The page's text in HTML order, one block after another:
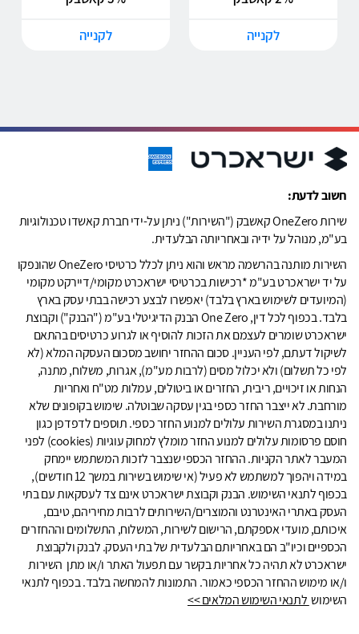
לקנייה לקנייה
חשוב לדעת:
שירות OneZero קאשבק ("השירות") ניתן על-ידי חברת קאשדו טכנולוגיות
בע"מ, מנוהל על ידיה ובאחריותה הבלעדית.
השירות מותנה בהרשמה מראש והוא ניתן לכלל כרטיסי OneZero שהונפקו
על יד ישראכרט בע"מ *רכישות בכרטיסי ישראכרט מקומי/דיירקט מקומי
(המיועדים לשימוש בארץ בלבד) יאפשרו לבצע רכישה בבתי עסק בארץ
בלבד. בכפוף לכל דין, One Zero הבנק הדיגיטלי בע"מ ("הבנק") וקבוצת
ישראכרט שומרים לעצמם את הזכות להוסיף או לגרוע כרטיסים בהתאם
לשיקול דעתם, לפי העניין. סכום ההחזר יחושב מסכום העסקה המלא (לא
לפי כל תשלום) ולא יכלול מסים (לרבות מע"מ), אגרות, משלוח, מתנה,
הנחות או זיכויים, ריבית, החזרים או ביטולים, עמלות מט"ח ואחריות
מורחבת. לא ייצבר החזר כספי בגין עסקה שבוטלה. שימוש בקופונים שלא
ניתנו במסגרת השירות עלולים למנוע החזר כספי. תוספים לדפדפן כגון
חוסם פרסומות עלולים למנוע החזר מומלץ למחוק עוגיות (cookies) לפני
המעבר לאתר הקניות. ההחזר הכספי שנצבר לזכות המשתמש יימחק
במידה ויהפוך למשתמש לא פעיל (אי שימוש בשירות במשך 12 חודשים),
בכפוף לתנאי השימוש. הבנק וקבוצת ישראכרט אינם צד לעסקאות עם בתי
העסק באתרי האינטרנט והמוצרים/השירותים לרבות מחיריהם, טיבם,
איכותם, מועדי אספקתם, הרישום לשירות, המשלוח, התשלומים וההחזרים
הכספיים וכיו"ב הם באחריותם הבלעדית של בתי העסק. לבנק ולקבוצת
ישראכרט לא תהיה כל אחריות בקשר עם תפעול האתר ו/או מתן השירות
ו/או מימוש ההחזר הכספי כאמור. התמונות להמחשה בלבד. בכפוף לתנאי
השימוש לתנאי השימוש המלאים >>